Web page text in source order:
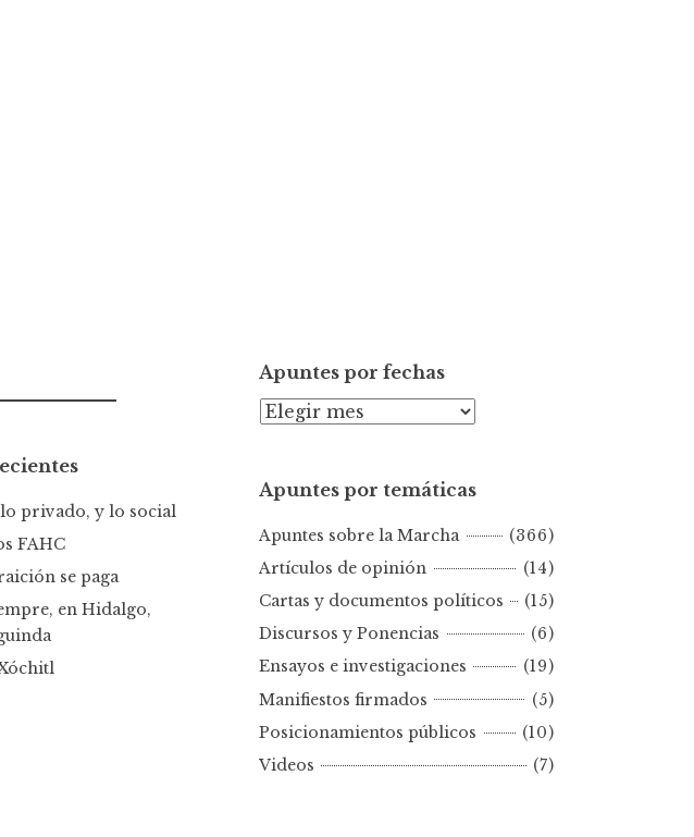
privado, y lo social
FAHC
se paga
en Hidalgo,
Apuntes por fechas
A
n
e
s
p
f
e
c
a
Apuntes por temáticas
Apuntes sobre la Marcha
(366)
Artículos de opinión
(14)
Cartas y documentos políticos
(15)
Discursos y Ponencias
(6)
Ensayos e investigaciones
(19)
Manifiestos firmados
(5)
Posicionamientos públicos
(10)
Videos
(7)